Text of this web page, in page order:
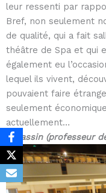
leur ressenti par
Bref, non seulement
de qualité, qui a fait
théâtre de Spa et qui
également eu
lequel ils vivent,
pouvaient faire
seulement
actuellement…
P. Fassin (professeur